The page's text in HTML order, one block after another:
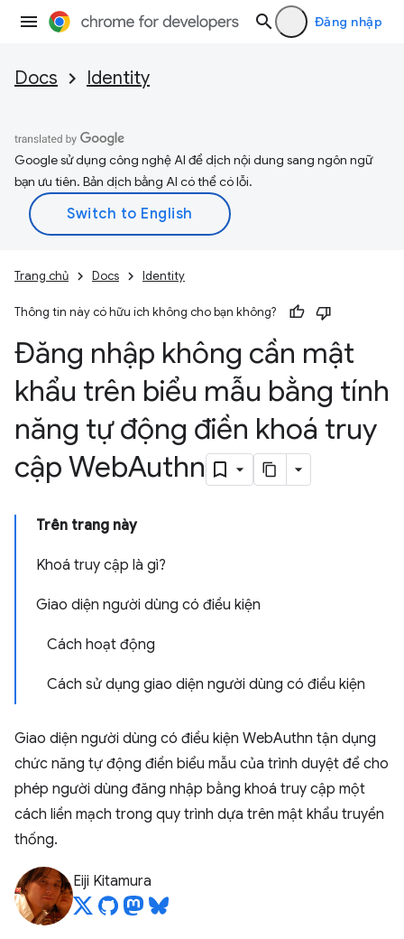
Đăng nhập
Docs Identity
Google sử dụng công nghệ AI để dịch nội dung sang ngôn ngữ
bạn ưu tiên. Bản dịch bằng AI có thể có lỗi.
Trang chủ Docs Identity
Thông tin này có hữu ích không cho bạn không?
Đăng nhập không cần mật
khẩu trên biểu mẫu bằng tính
năng tự động điền khoá truy
cập WebAuthn
Trên trang này
Khoá truy cập là gì?
Giao diện người dùng có điều kiện
Cách hoạt động
Cách sử dụng giao diện người dùng có điều kiện
Giao diện người dùng có điều kiện WebAuthn tận dụng
chức năng tự động điền biểu mẫu của trình duyệt để cho
phép người dùng đăng nhập bằng khoá truy cập một
cách liền mạch trong quy trình dựa trên mật khẩu truyền
thống.
Eiji Kitamura